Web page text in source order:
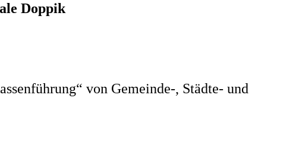
Doppik
von Gemeinde-, Städte- und